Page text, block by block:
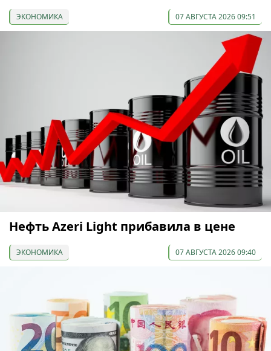
ЭКОНОМИКА 07 АВГУСТА 2026 09:51
Нефть Azeri Light прибавила в цене
ЭКОНОМИКА 07 АВГУСТА 2026 09:40